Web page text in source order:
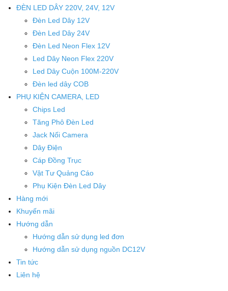
ĐÈN LED DÂY 220V, 24V, 12V
Đèn Led Dây 12V
Đèn Led Dây 24V
Đèn Led Neon Flex 12V
Led Dây Neon Flex 220V
Led Dây Cuộn 100M-220V
Đèn led dây COB
PHỤ KIỆN CAMERA, LED
Chips Led
Tăng Phô Đèn Led
Jack Nối Camera
Dây Điện
Cáp Đồng Trục
Vật Tư Quảng Cáo
Phụ Kiện Đèn Led Dây
Hàng mới
Khuyến mãi
Hướng dẫn
Hướng dẫn sử dụng led đơn
Hướng dẫn sử dụng nguồn DC12V
Tin tức
Liên hệ